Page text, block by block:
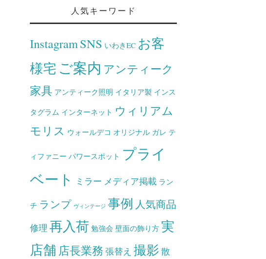
人気キーワード
InstagramSNS いわきEC お客
様宅 ご案内 アンティーク
家具 アンティーク照明 イタリア製 インス
タグラム インターネット ウィリアム
モリス ウォールデコ オリジナル ガレ テ
ィファニー パワースポット プライ
ベート
ミラー メディア掲載 ラン
チ ランプ ヴィンテージ 事例 人気商品
修理 再入荷 勉強会 壁面の飾り方 実
店舗 店長業務 張替え 撮影 散